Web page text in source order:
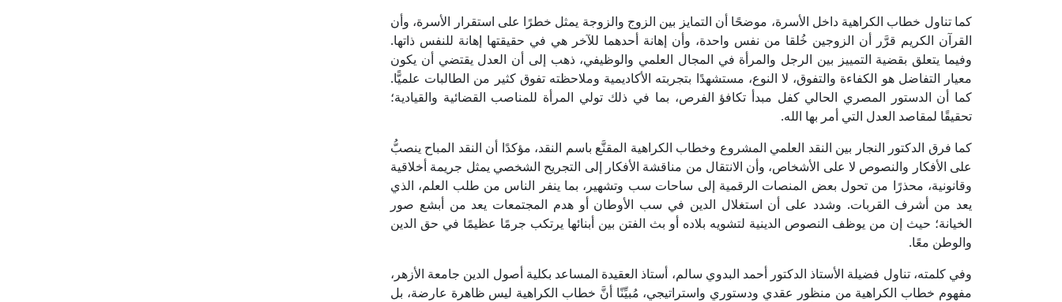
كما تناول خطاب الكراهية داخل الأسرة، موضحًا أن التمايز بين الزوج والزوجة يمثل خطرًا على استقرار الأسرة، وأن
القرآن الكريم قرَّر أن الزوجين خُلقا من نفس واحدة، وأن إهانة أحدهما للآخر هي في حقيقتها إهانة للنفس ذاتها.
وفيما يتعلق بقضية التمييز بين الرجل والمرأة في المجال العلمي والوظيفي، ذهب إلى أن العدل يقتضي أن يكون
معيار التفاضل هو الكفاءة والتفوق، لا النوع، مستشهدًا بتجربته الأكاديمية وملاحظته تفوق كثير من الطالبات علميًّا.
كما أن الدستور المصري الحالي كفل مبدأ تكافؤ الفرص، بما في ذلك تولي المرأة للمناصب القضائية والقيادية؛
تحقيقًا لمقاصد العدل التي أمر بها الله.
كما فرق الدكتور النجار بين النقد العلمي المشروع وخطاب الكراهية المقنَّع باسم النقد، مؤكدًا أن النقد المباح ينصبُّ
على الأفكار والنصوص لا على الأشخاص، وأن الانتقال من مناقشة الأفكار إلى التجريح الشخصي يمثل جريمة أخلاقية
وقانونية، محذرًا من تحول بعض المنصات الرقمية إلى ساحات سب وتشهير، بما ينفر الناس من طلب العلم، الذي
يعد من أشرف القربات. وشدد على أن استغلال الدين في سب الأوطان أو هدم المجتمعات يعد من أبشع صور
الخيانة؛ حيث إن من يوظف النصوص الدينية لتشويه بلاده أو بث الفتن بين أبنائها يرتكب جرمًا عظيمًا في حق الدين
والوطن معًا.
وفي كلمته، تناول فضيلة الأستاذ الدكتور أحمد البدوي سالم، أستاذ العقيدة المساعد بكلية أصول الدين جامعة الأزهر،
مفهوم خطاب الكراهية من منظور عقدي ودستوري واستراتيجي، مُبيِّنًا أنَّ خطاب الكراهية ليس ظاهرة عارضة، بل